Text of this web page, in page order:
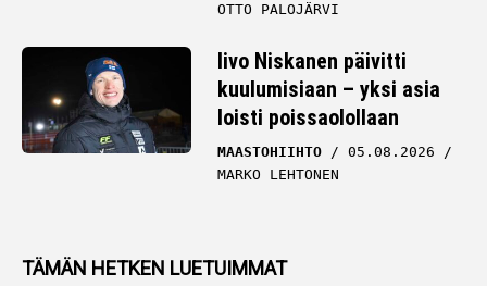
OTTO PALOJÄRVI
Iivo Niskanen päivitti
kuulumisiaan – yksi asia
loisti poissaolollaan
MAASTOHIIHTO
05.08.2026
MARKO LEHTONEN
TÄMÄN HETKEN LUETUIMMAT